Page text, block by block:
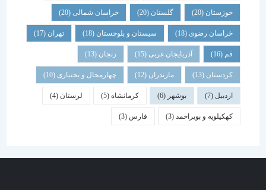
خوزستان(20) گلستان (20) خراسان شمالی(20)
خراسان رضوی(18) سیستان و بلوچستان(18) تهران
آذربایجان غربی(15) زنجان
کردستان(13) مازندران(12) چهارمحال و بختیاری (10)
بوشهر کرمانشاه(5) لرستان (4)
کهکیلویه و بویراحمد(3) فارس